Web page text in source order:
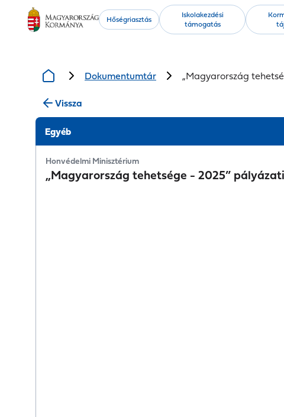
Kiemelt
tartalmak
Hőségriasztás
Iskolakezdési
támogatás
Dokumentumtár
„Magyarország
Vissza
Egyéb
Honvédelmi Minisztérium
„Magyarország tehetsége - 2025”